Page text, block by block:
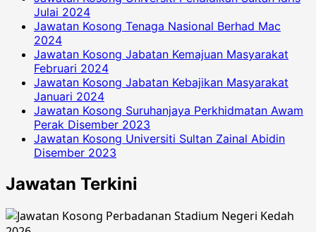
Julai 2024
Jawatan Kosong Tenaga Nasional Berhad Mac
2024
Jawatan Kosong Jabatan Kemajuan Masyarakat
Februari 2024
Jawatan Kosong Jabatan Kebajikan Masyarakat
Januari 2024
Jawatan Kosong Suruhanjaya Perkhidmatan Awam
Perak Disember 2023
Jawatan Kosong Universiti Sultan Zainal Abidin
Disember 2023
Jawatan Terkini